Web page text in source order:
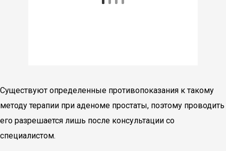
Существуют определенные противопоказания к такому
методу терапии при аденоме простаты, поэтому проводить
его разрешается лишь после консультации со
специалистом.